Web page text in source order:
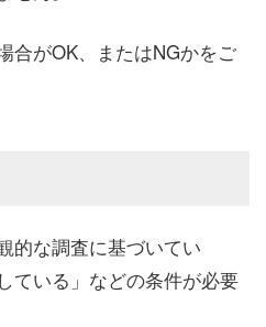
合がOK、またはNGかをご
的な調査に基づいてい
ている」などの条件が必要